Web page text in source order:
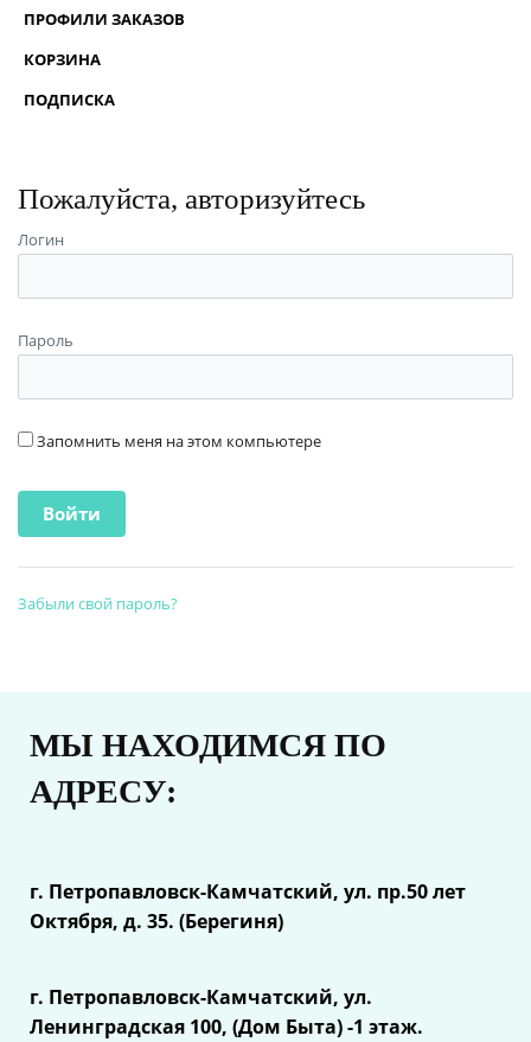
ПРОФИЛИ ЗАКАЗОВ
КОРЗИНА
ПОДПИСКА
Пожалуйста, авторизуйтесь
Логин
Пароль
Запомнить меня на этом компьютере
Забыли свой пароль?
МЫ НАХОДИМСЯ ПО
АДРЕСУ:
г. Петропавловск-Камчатский, ул. пр.50 лет
Октября, д. 35. (Берегиня)
г. Петропавловск-Камчатский, ул.
Ленинградская 100, (Дом Быта) -1 этаж.